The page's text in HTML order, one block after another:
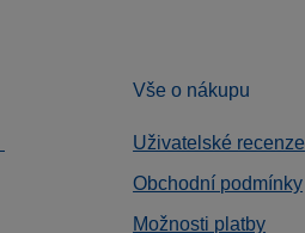
Vše o nákupu
Uživatelské recenze
Obchodní podmínky
Možnosti platby